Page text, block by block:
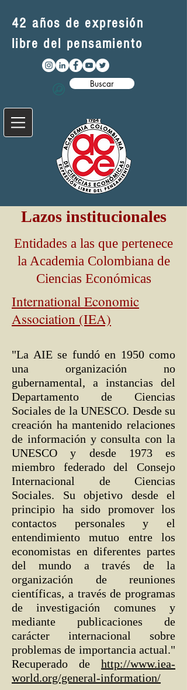
42 años de expresión
libre del pensamiento
Buscar
Lazos institucionales
​​Entidades a las que pertenece
la Academia Colombiana de
Ciencias Económicas
International Economic
Association (IEA)
"La AIE se fundó en 1950 como
una organización no
gubernamental, a instancias del
Departamento de Ciencias
Sociales de la UNESCO. Desde su
creación ha mantenido relaciones
de información y consulta con la
UNESCO y desde 1973 es
miembro federado del Consejo
Internacional de Ciencias
Sociales. Su objetivo desde el
principio ha sido promover los
contactos personales y el
entendimiento mutuo entre los
economistas en diferentes partes
del mundo a través de la
organización de reuniones
científicas, a través de programas
de investigación comunes y
mediante publicaciones de
carácter internacional sobre
problemas de importancia actual."
Recuperado de http://www.iea-
world.org/general-information/